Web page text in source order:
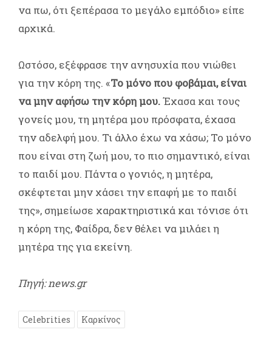
να πω, ότι ξεπέρασα το μεγάλο εμπόδιο» είπε
αρχικά.
Ωστόσο, εξέφρασε την ανησυχία που νιώθει
για την κόρη της. «Το μόνο που φοβάμαι, είναι
να μην αφήσω την κόρη μου.Έχασα και τους
γονείς μου, τη μητέρα μου πρόσφατα, έχασα
την αδελφή μου. Τι άλλο έχω να χάσω; Το μόνο
που είναι στη ζωή μου, το πιο σημαντικό, είναι
το παιδί μου. Πάντα ο γονιός, η μητέρα,
σκέφτεται μην χάσει την επαφή με το παιδί
της», σημείωσε χαρακτηριστικά και τόνισε ότι
η κόρη της, Φαίδρα, δεν θέλει να μιλάει η
μητέρα της για εκείνη.
Πηγή: news.gr
Celebrities Καρκίνος